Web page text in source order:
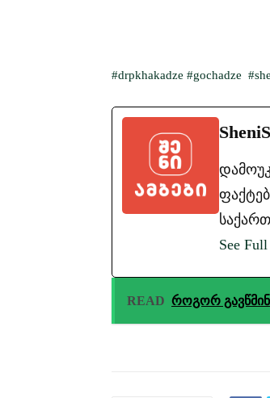
#drpkhakadze #gochadze
See
READ როგორ